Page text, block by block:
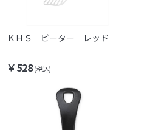
ＫＨＳ ビーター レッド
￥528